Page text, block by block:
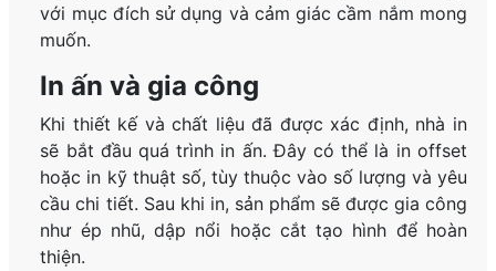
với mục đích sử dụng và cảm giác cầm nắm mong
muốn.
In ấn và gia công
Khi thiết kế và chất liệu đã được xác định, nhà in
sẽ bắt đầu quá trình in ấn. Đây có thể là in offset
hoặc in kỹ thuật số, tùy thuộc vào số lượng và yêu
cầu chi tiết. Sau khi in, sản phẩm sẽ được gia công
như ép nhũ, dập nổi hoặc cắt tạo hình để hoàn
thiện.